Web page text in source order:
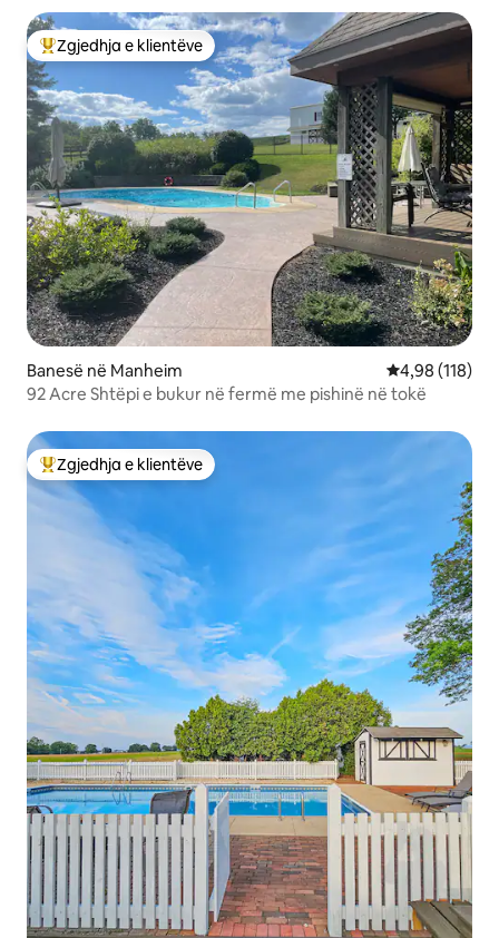
Më të mirat e zgjedhjeve të klientëve
Zgjedhja e klientëve
Banesë në Manheim Vlerësimi
4,98 (118)
92 Acre Shtëpi e bukur në fermë me pishinë në tokë
Më të mirat e zgjedhjeve të klientëve
Zgjedhja e klientëve